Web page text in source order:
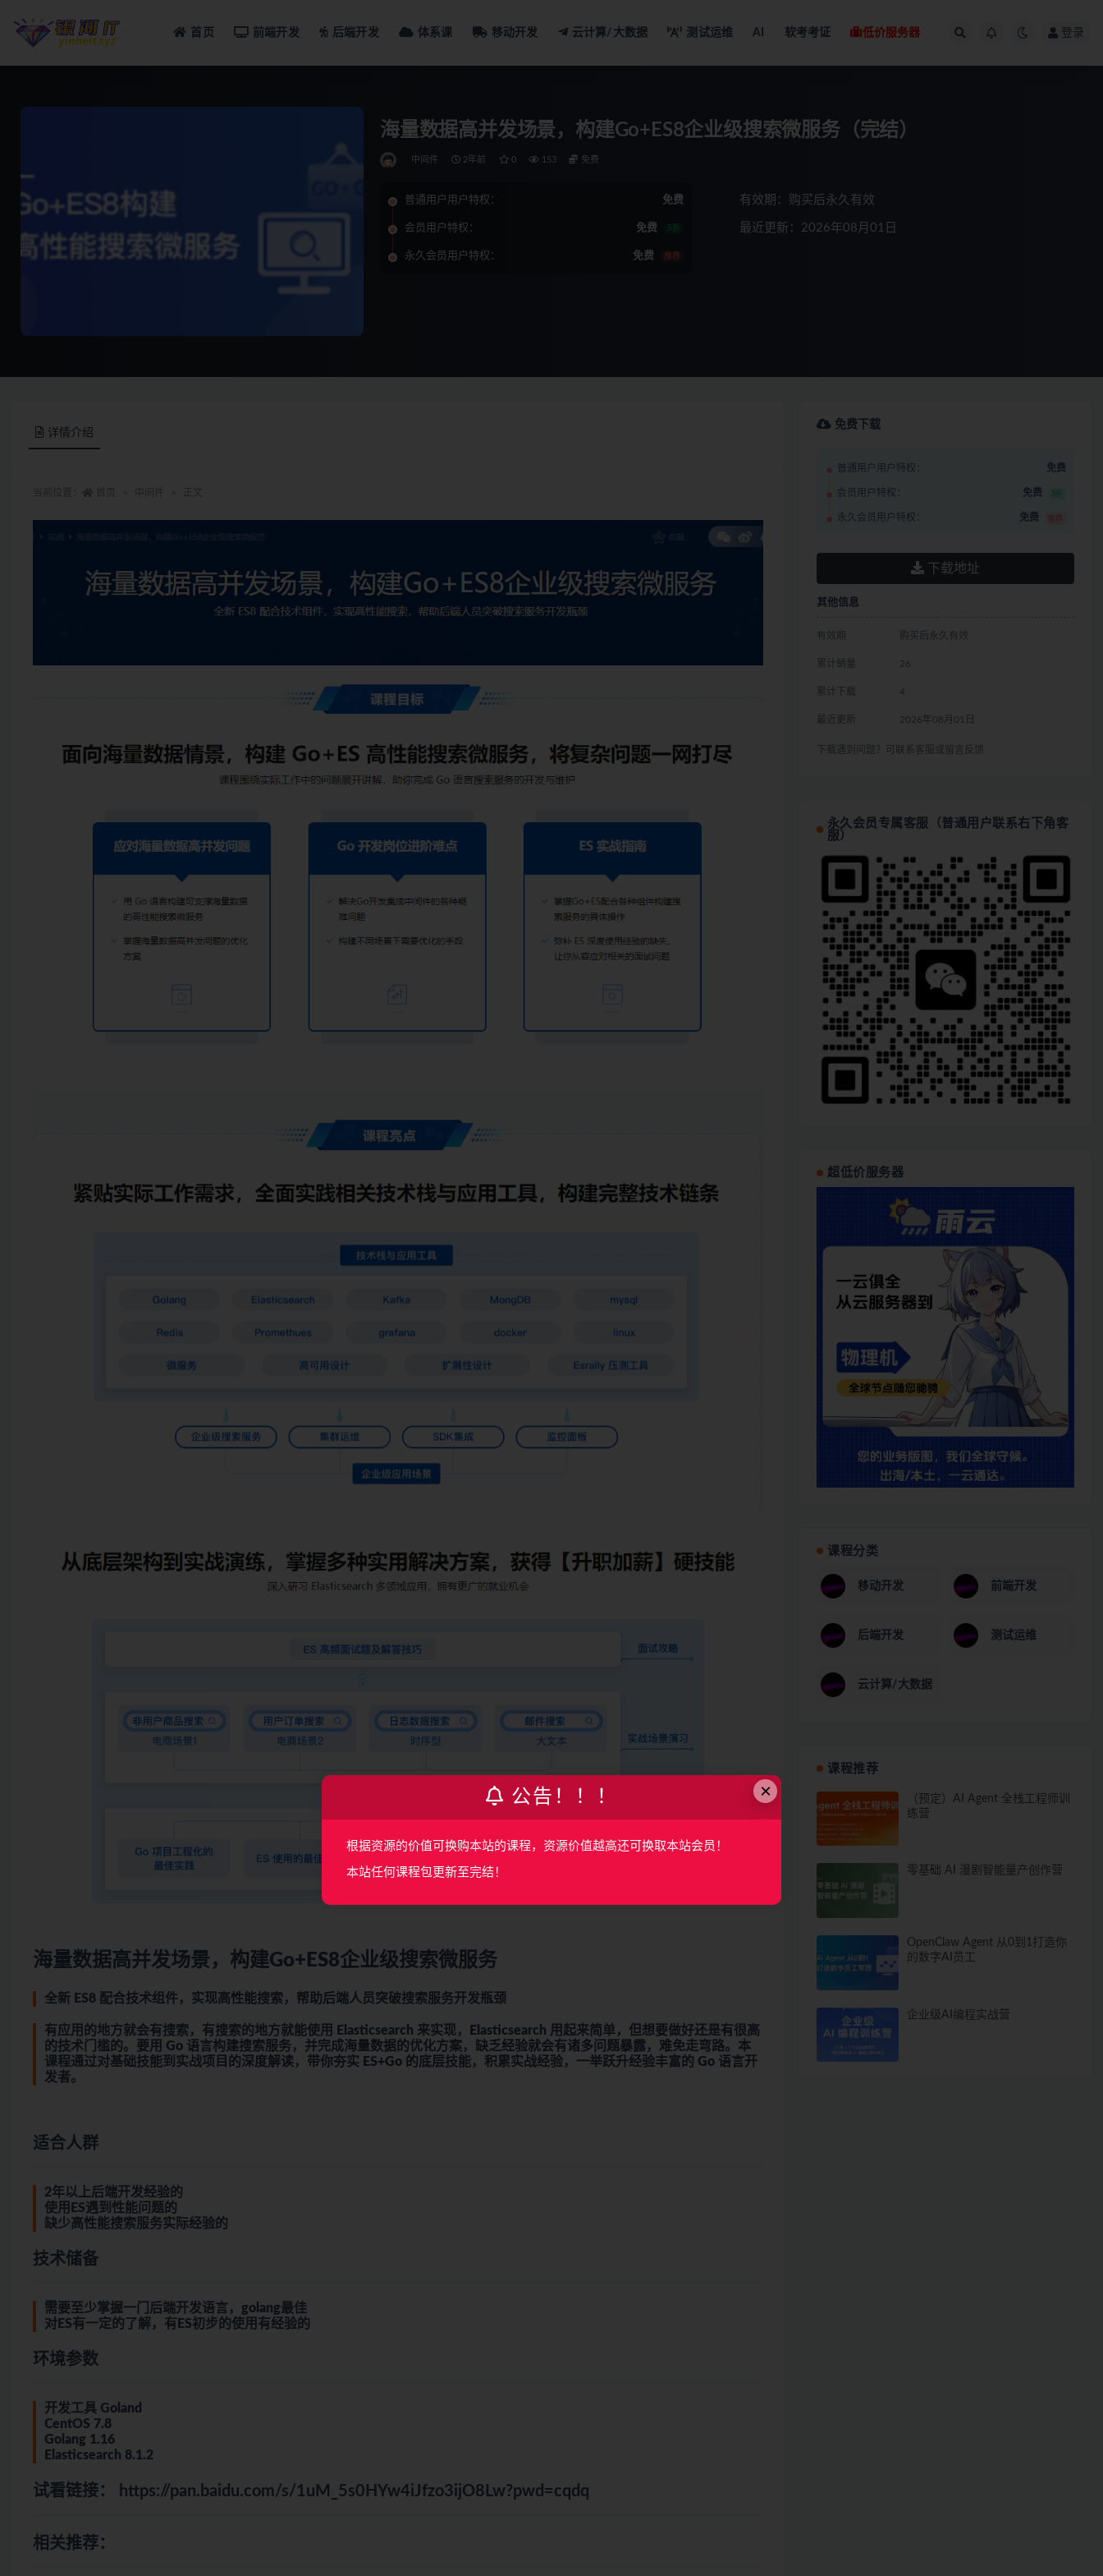
首页 前端开发 后端开发 体系课 移动开发 云计算/大数据 测试运维 AI 软考考证 低价服务器 登录
海量数据高并发场景，构建Go+ES8企业级搜索微服务（完结）
中间件 2年前 0 153 免费
普通用户用户特权： 免费
会员用户特权： 免费 5折
永久会员用户特权： 免费 推荐
有效期：购买后永久有效
最近更新：2026年08月01日
详情介绍
海量数据高并发场景，构建Go+ES8企业级搜索微服务
全新 ES8 配合技术组件，实现高性能搜索，帮助后端人员突破搜索服务开发瓶颈
有应用的地方就会有搜索，有搜索的地方就能使用 Elasticsearch 来实现，Elasticsearch 用起来简单，但想要做好还是有很高
的技术门槛的。要用 Go 语言构建搜索服务，并完成海量数据的优化方案，缺乏经验就会有诸多问题暴露，难免走弯路。本
课程通过对基础技能到实战项目的深度解读，带你夯实 ES+Go 的底层技能，积累实战经验，一举跃升经验丰富的 Go 语言开
发者。
适合人群
2年以上后端开发经验的
使用ES遇到性能问题的
缺少高性能搜索服务实际经验的
技术储备
需要至少掌握一门后端开发语言， golang最佳
对ES有一定的了解，有ES初步的使用有经验的
环境参数
开发工具 Goland
CentOS 7.8
Golang 1.16
Elasticsearch 8.1.2
试看链接： https://pan.baidu.com/s/1uM_5s0HYw4iJfzo3ijO8Lw?pwd=cqdq
相关推荐：
免费下载
普通用户用户特权： 免费
会员用户特权： 免费 5折
永久会员用户特权： 免费 推荐
下载地址
其他信息
有效期 购买后永久有效
累计销量 26
累计下载 4
最近更新 2026年08月01日
下载遇到问题？可联系客服或留言反馈
永久会员专属客服（普通用户联系右下角客
服）
超低价服务器
课程分类
移动开发 前端开发
后端开发 测试运维
云计算/大数据
课程推荐
（预定）AI Agent 全栈工程师训
练营
零基础 AI 漫剧智能量产创作营
OpenClaw Agent 从0到1打造你
的数字AI员工
企业级AI编程实战营
×
公告！！！
根据资源的价值可换购本站的课程，资源价值越高还可换取本站会员！
本站任何课程包更新至完结！